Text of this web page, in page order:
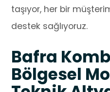
taşıyor, her bir
destek sağlıyoruz.
Bafra
Bölgesel